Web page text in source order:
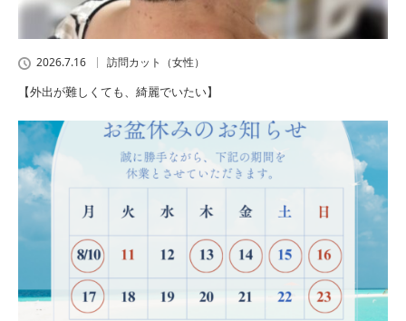
2026.7.16 訪問カット（女性）
【外出が難しくても、綺麗でいたい】